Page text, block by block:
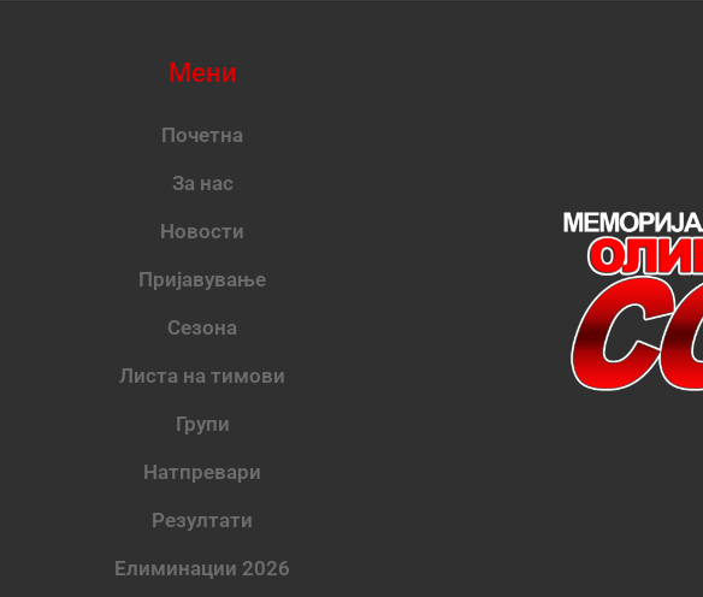
Мени
Почетна
За нас
Новости
Пријавување
Сезона
Листа на тимови
Групи
Натпревари
Резултати
Елиминации 2026